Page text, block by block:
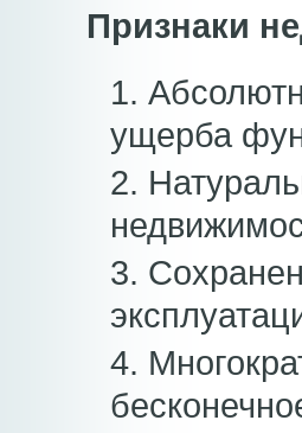
Признаки
1.
ущерба
2.
3.
4.